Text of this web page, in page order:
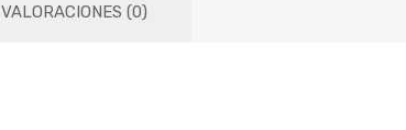
VALORACIONES (0)